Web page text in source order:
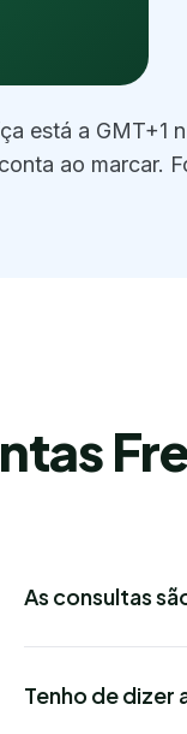
está a
ao marcar.
As consultas
Tenho de dizer